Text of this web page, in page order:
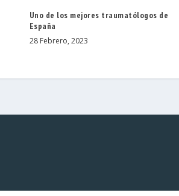
Uno de los mejores traumatólogos de
España
28 Febrero, 2023